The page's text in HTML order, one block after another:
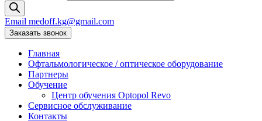
Email medoff.kg@gmail.com
Заказать звонок
Главная
Офтальмологическое / оптическое оборудование
Партнеры
Обучение
Центр обучения Оptopol Revo
Сервисное обслуживание
Контакты